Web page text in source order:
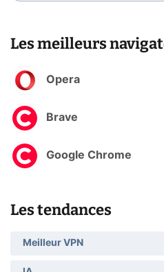
Les meilleurs
Opera
Brave
Google Chrome
Les tendances
Meilleur VPN